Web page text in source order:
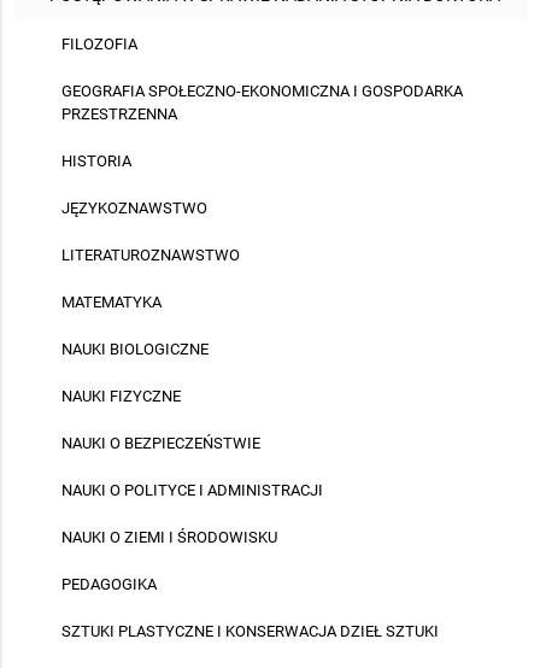
FILOZOFIA
GEOGRAFIA SPOŁECZNO-EKONOMICZNA I GOSPODARKA
PRZESTRZENNA
HISTORIA
JĘZYKOZNAWSTWO
LITERATUROZNAWSTWO
MATEMATYKA
NAUKI BIOLOGICZNE
NAUKI FIZYCZNE
NAUKI O BEZPIECZEŃSTWIE
NAUKI O POLITYCE I ADMINISTRACJI
NAUKI O ZIEMI I ŚRODOWISKU
PEDAGOGIKA
SZTUKI PLASTYCZNE I KONSERWACJA DZIEŁ SZTUKI